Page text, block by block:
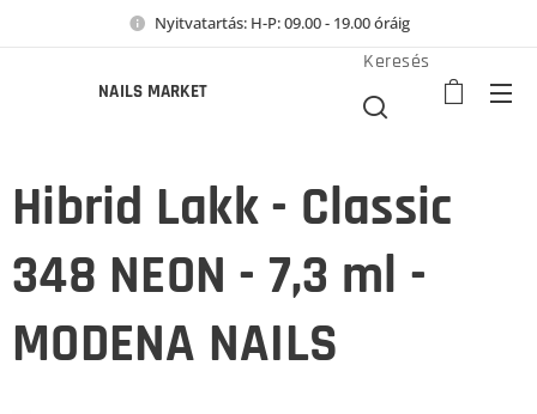
Nyitvatartás: H-P: 09.00 - 19.00 óráig
NAILS MARKET
Keresés
Hibrid Lakk - Classic
348 NEON - 7,3 ml -
MODENA NAILS